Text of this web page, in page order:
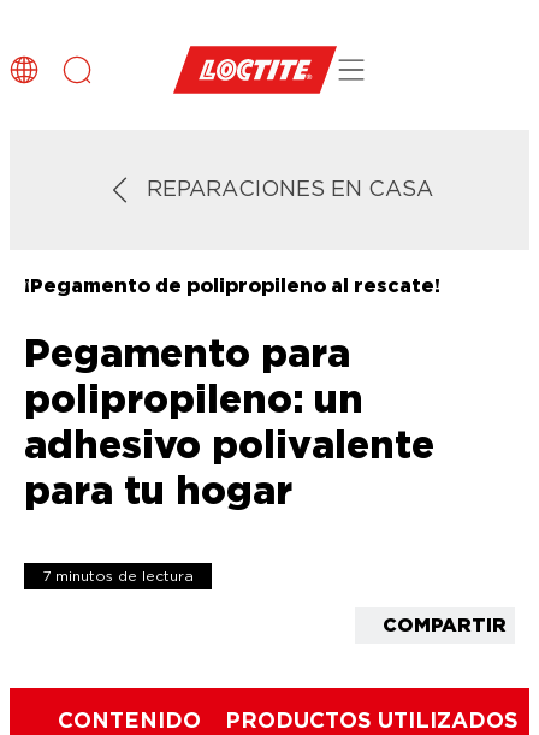
REPARACIONES EN CASA
¡Pegamento de polipropileno al rescate!
Pegamento para
polipropileno: un
adhesivo polivalente
para tu hogar
7 minutos de lectura
COMPARTIR
CONTENIDO PRODUCTOS UTILIZADOS